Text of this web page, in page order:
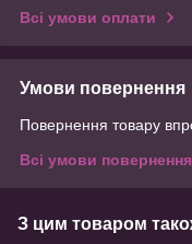
Всі умови оплати
Умови повернення
Повернення товару
Всі умови повернення
З цим товаром